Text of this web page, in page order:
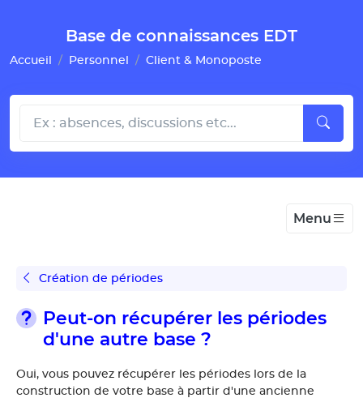
Base de connaissances EDT
Accueil Personnel Client & Monoposte
Menu
Création de périodes
Peut-on récupérer les périodes
d'une autre base ?
Oui, vous pouvez récupérer les périodes lors de la
construction de votre base à partir d'une ancienne